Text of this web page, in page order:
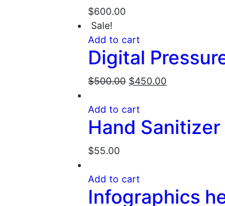
$600.00
Sale!
Add to cart
Digital
$500.00 $450.00
Add to cart
Hand Sanitizer
$55.00
Add to cart
Infographics